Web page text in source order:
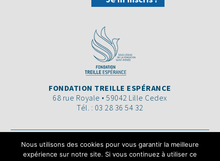
FONDATION TREILLE ESPÉRANCE
68 rue Royale • 59042 Lille Cedex
Tél. : 03 28 36 54 32
L’ORGANISATION
LA FONDATION
ACTUALITÉS
LES PROJETS
Nous utilisons des cookies pour vous garantir la meilleure
expérience sur notre site. Si vous continuez à utiliser ce